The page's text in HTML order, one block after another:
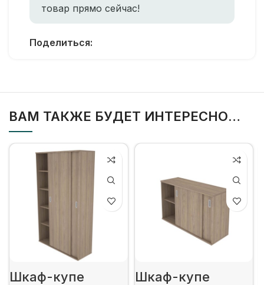
товар прямо сейчас!
Поделиться:
ВАМ ТАКЖЕ БУДЕТ ИНТЕРЕСНО…
Шкаф-купе
Шкаф-купе